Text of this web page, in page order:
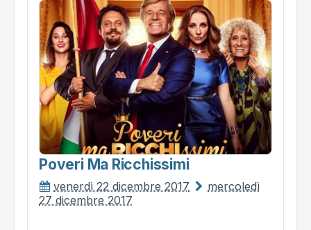
Poveri Ma Ricchissimi
venerdì 22 dicembre 2017
mercoledì
27 dicembre 2017